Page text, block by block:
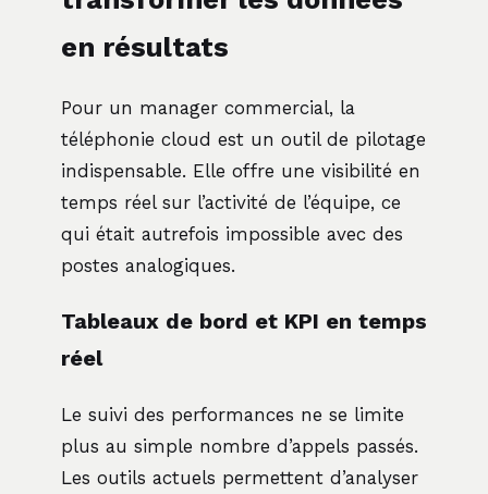
en résultats
Pour un manager commercial, la
téléphonie cloud est un outil de pilotage
indispensable. Elle offre une visibilité en
temps réel sur l’activité de l’équipe, ce
qui était autrefois impossible avec des
postes analogiques.
Tableaux de bord et KPI en temps
réel
Le suivi des performances ne se limite
plus au simple nombre d’appels passés.
Les outils actuels permettent d’analyser